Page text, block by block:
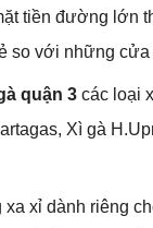
tiền đường lớn
so với những
quận 3 các loại
Xì gà
xa xỉ dành riêng